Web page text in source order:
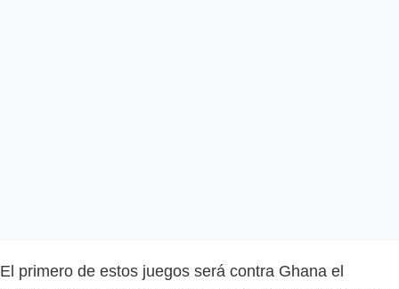
El primero de estos juegos será contra Ghana el